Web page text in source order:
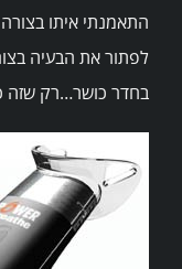
Search
for:
לפתור את הבעיה
בחדר כושר…רק שזה